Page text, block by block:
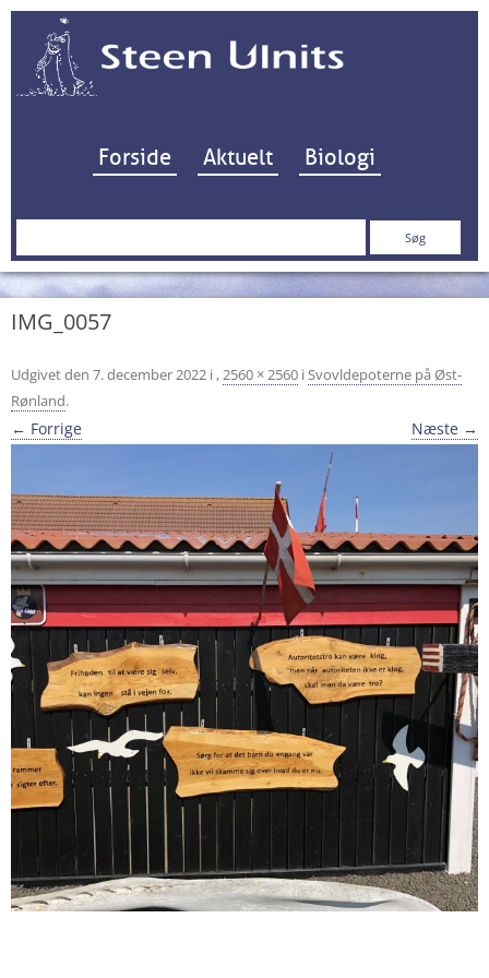
Hop til indhold
Forside Aktuelt Biologi
Søg
IMG_0057
Udgivet den 7. december 2022 i ,2560 × 2560 iSvovldepoterne på Øst-
Rønland.
← Forrige Næste →